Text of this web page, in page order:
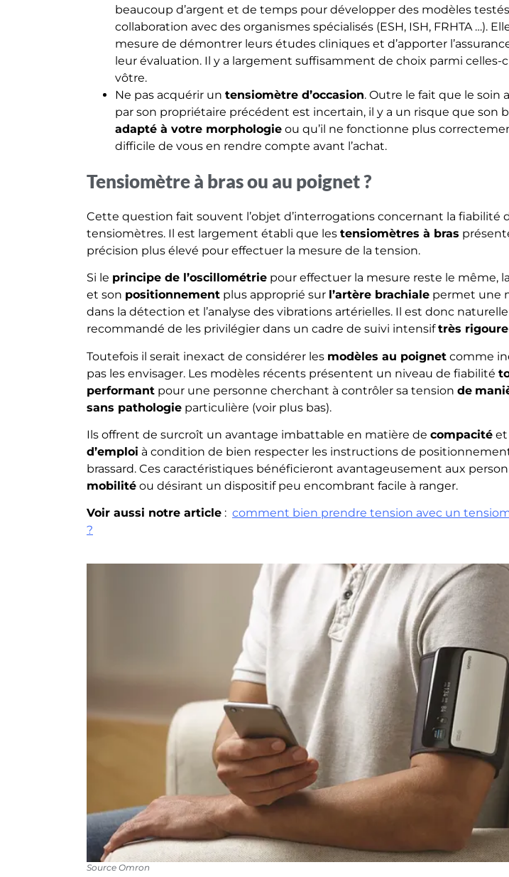
beaucoup d’argent et de temps pour développer des modèles
collaboration avec des organismes spécialisés (ESH, ISH, FRHTA …).
mesure de démontrer leurs études cliniques et d’apporter
leur évaluation. Il y a largement suffisamment de choix parmi celles-
vôtre.
Ne pas acquérir un tensiomètre d’occasion. Outre le fait que le soin
par son propriétaire précédent est incertain, il y a un risque que son
adapté à votre morphologie ou qu’il ne fonctionne plus
difficile de vous en rendre compte avant l’achat.
Tensiomètre à bras ou au poignet ?
Cette question fait souvent l’objet d’interrogations concernant la fiabilité
tensiomètres. Il est largement établi que les tensiomètres à bras
précision plus élevé pour effectuer la mesure de la tension.
Si le principe de l’oscillométrie pour effectuer la mesure reste le même,
et son positionnement plus approprié sur l’artère brachiale permet une
dans la détection et l’analyse des vibrations artérielles. Il est donc
recommandé de les privilégier dans un cadre de suivi intensiftrès
Toutefois il serait inexact de considérer les modèles au poignet comme
pas les envisager. Les modèles récents présentent un niveau de fiabilité
performant pour une personne cherchant à contrôler sa tension de
sans pathologie particulière (voir plus bas).
Ils offrent de surcroît un avantage imbattable en matière de compacité et
d’emploi à condition de bien respecter les instructions de
brassard. Ces caractéristiques bénéficieront avantageusement aux
mobilité ou désirant un dispositif peu encombrant facile à ranger.
Voir aussi notre article : comment bien prendre tension avec un
?
Source Omron